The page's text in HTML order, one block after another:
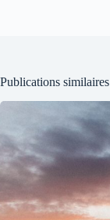
Publications similaires